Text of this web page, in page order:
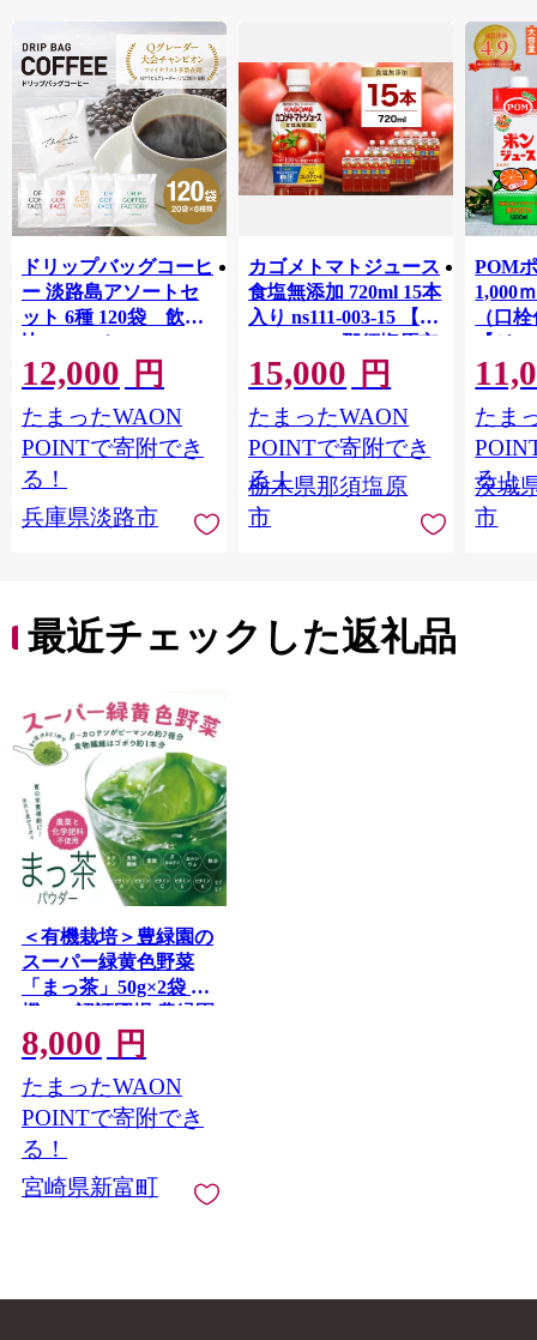
ドリップバッグコーヒ
ー 淡路島アソートセ
ット 6種 120袋 飲み
比べ コーヒー
12,000 円
たまったWAON
POINTで寄附でき
る！
兵庫県淡路市
カゴメトマトジュース
食塩無添加 720ml 15本
入り ns111-003-15 【
KAGOME 那須塩原市
ギフト トマト 野菜 ジ
ュース 飲料 ドリンク
健康 GABA 血圧 コレ
ステロール】
15,000 円
たまったWAON
POINTで寄附でき
る！
栃木県那須塩原
市
POM
1,000
（口
【ジ
Ｍ 爽
ジ 果
ンス
ンド
庫 ド
入れし
アタイ
たま
る！
茨城
市
最近チェックした返礼品
＜有機栽培＞豊緑園の
スーパー緑黄色野菜
「まっ茶」50g×2袋 有
機JAS認証圃場 豊緑園
【A164】
8,000 円
たまったWAON
POINTで寄附でき
る！
宮崎県新富町